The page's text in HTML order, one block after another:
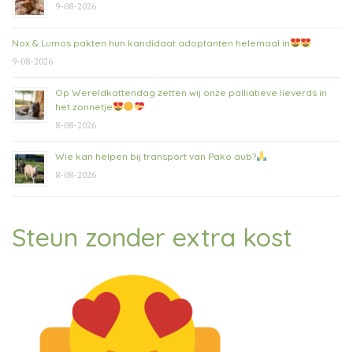
9-08-2026
Nox & Lumos pakten hun kandidaat adoptanten helemaal in
9-08-2026
Op Wereldkattendag zetten wij onze palliatieve lieverds in
het zonnetje
8-08-2026
Wie kan helpen bij transport van Pako aub?
8-08-2026
Steun zonder extra kost